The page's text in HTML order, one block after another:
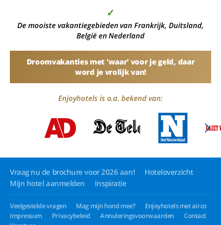
✓
De mooiste vakantiegebieden van Frankrijk, Duitsland,
België en Nederland
Droomvakanties met 'waar' voor je geld, daar
word je vrolijk van!
Enjoyhotels is o.a. bekend van:
Vraag nu de brochure voor 2026 aan!
Hoteloverzicht
Mijn hotel aanmelden
Inspiratie
Veelgestelde vragen Mag mijn hond mee?
Enjoyhotels met airco
Impressum
Privacybeleid Annuleringsvoorwaarden
Contact